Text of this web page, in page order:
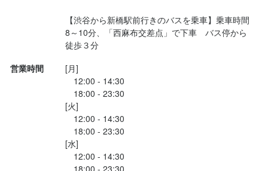
【渋谷から新橋駅前行きのバスを乗車】乗車時間
8～10分、「西麻布交差点」で下車　バス停から
徒歩３分
営業時間
[月]
12:00 - 14:30
18:00 - 23:30
[火]
12:00 - 14:30
18:00 - 23:30
[水]
12:00 - 14:30